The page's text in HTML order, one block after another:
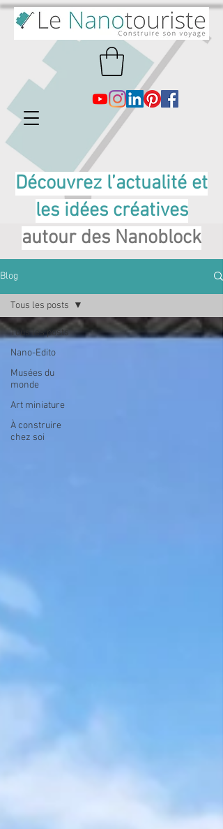
Découvrez l’actualité et
les idées créatives
autour des Nanoblock
Blog
Tous les posts
Nano-Edito
Musées du
monde
Art miniature
À construire
chez soi
Tous les posts